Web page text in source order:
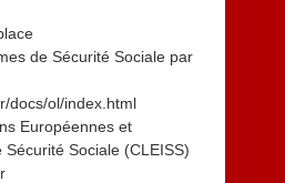
de Sécurité Sociale par
docs/ol/index.html
Européennes et
Sociale (CLEISS)